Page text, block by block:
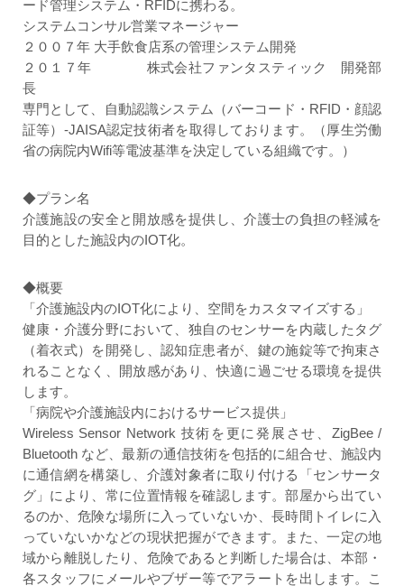
ード管理システム・RFIDに携わる。
システムコンサル営業マネージャー
２００７年 大手飲食店系の管理システム開発
２０１７年 株式会社ファンタスティック 開発部
長
専門として、自動認識システム（バーコード・RFID・顔認
証等）-JAISA認定技術者を取得しております。（厚生労働
省の病院内Wifi等電波基準を決定している組織です。）
◆プラン名
介護施設の安全と開放感を提供し、介護士の負担の軽減を
目的とした施設内のIOT化。
◆概要
「介護施設内のIOT化により、空間をカスタマイズする」
健康・介護分野において、独自のセンサーを内蔵したタグ
（着衣式）を開発し、認知症患者が、鍵の施錠等で拘束さ
れることなく、開放感があり、快適に過ごせる環境を提供
します。
「病院や介護施設内におけるサービス提供」
Wireless Sensor Network 技術を更に発展させ、ZigBee /
Bluetooth など、最新の通信技術を包括的に組合せ、施設内
に通信網を構築し、介護対象者に取り付ける「センサータ
グ」により、常に位置情報を確認します。部屋から出てい
るのか、危険な場所に入っていないか、長時間トイレに入
っていないかなどの現状把握ができます。また、一定の地
域から離脱したり、危険であると判断した場合は、本部・
各スタッフにメールやブザー等でアラートを出します。こ